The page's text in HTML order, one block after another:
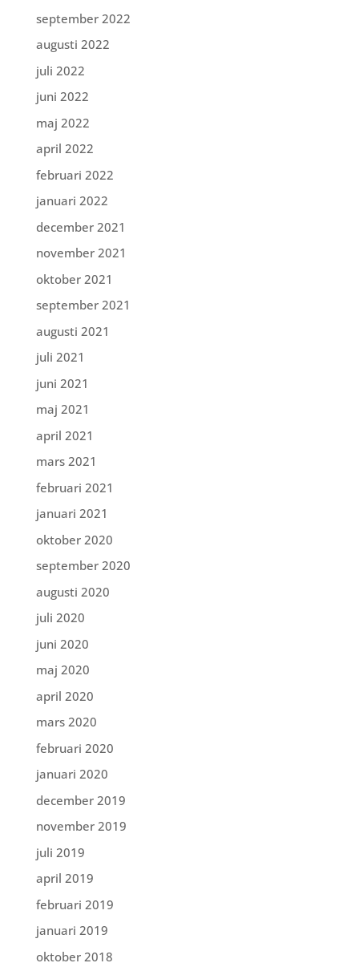
september 2022
augusti 2022
juli 2022
juni 2022
maj 2022
april 2022
februari 2022
januari 2022
december 2021
november 2021
oktober 2021
september 2021
augusti 2021
juli 2021
juni 2021
maj 2021
april 2021
mars 2021
februari 2021
januari 2021
oktober 2020
september 2020
augusti 2020
juli 2020
juni 2020
maj 2020
april 2020
mars 2020
februari 2020
januari 2020
december 2019
november 2019
juli 2019
april 2019
februari 2019
januari 2019
oktober 2018